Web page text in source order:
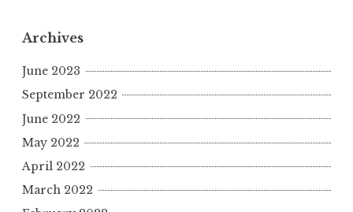
Archives
June 2023
September 2022
June 2022
May 2022
April 2022
March 2022